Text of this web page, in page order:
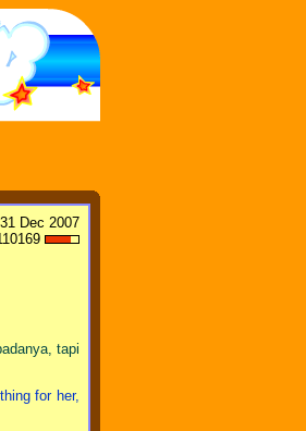
31 Dec 2007
tapi
for her,